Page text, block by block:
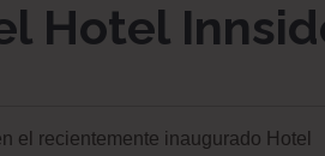
Hotel
el recientemente inaugurado Hotel